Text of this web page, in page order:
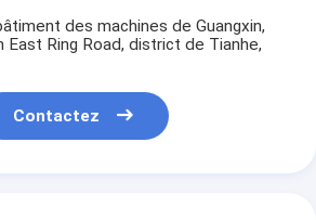
des machines de Guangxin,
East Ring Road, district de Tianhe,
Contactez